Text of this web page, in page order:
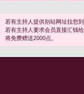
若有主持人提供别站网址拉您
若有主持人要求会员直接汇钱
将免费赠送2000点。